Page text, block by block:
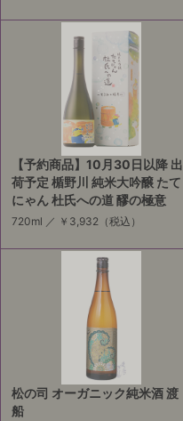
【予約商品】10月30日以降 出
荷予定 楯野川 純米大吟醸 たて
にゃん 杜氏への道 醪の極意
720ml ／ ￥3,932 （税込）
松の司 オーガニック純米酒 渡
船